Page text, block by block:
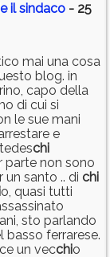
il sindaco - 25
mai una cosa
blog. in
capo della
di cui si
le sue mani
e
chi
parte non sono
un santo .. di chi
o, quasi tutti
sto parlando
basso ferrarese.
un vecchio